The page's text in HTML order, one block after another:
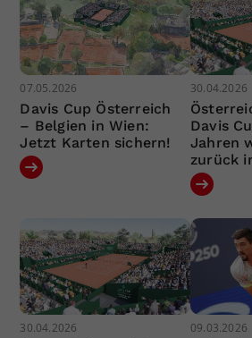
07.05.2026
Davis Cup Österreich
– Belgien in Wien:
Jetzt Karten sichern!
30.04.2026
Davis
Jahren
zurück
30.04.2026 09.03.2026